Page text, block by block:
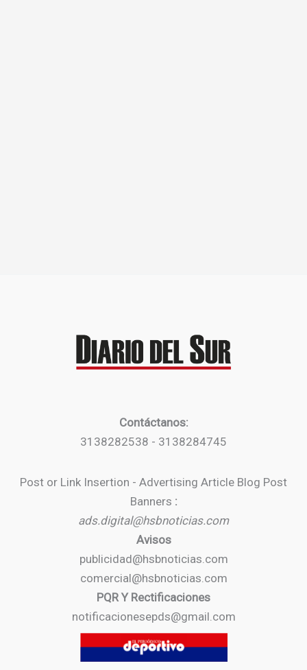
Contáctanos:
3138282538 - 3138284745
Post or Link Insertion - Advertising Article Blog Post
Banners :
ads.digital@hsbnoticias.com
Avisos
publicidad@hsbnoticias.com
comercial@hsbnoticias.com
PQR Y Rectificaciones
notificacionesepds@gmail.com